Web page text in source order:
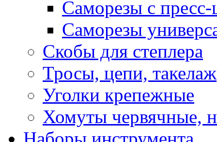
Саморезы с
Саморезы
Скобы для степлера
Тросы, цепи, такелаж
Уголки крепежные
Хомуты червячные,